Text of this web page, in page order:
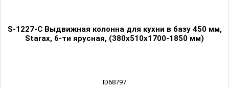
S-1227-C Выдвижная колонна для кухни в базу 450 мм,
Starax, 6-ти ярусная, (380х510х1700-1850 мм)
ID68797